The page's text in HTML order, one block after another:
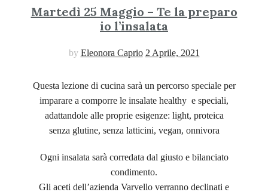
Martedì 25 Maggio – Te la preparo
io l’insalata
by Eleonora Caprio 2 Aprile, 2021
Questa lezione di cucina sarà un percorso speciale per
imparare a comporre le insalate healthy e speciali,
adattandole alle proprie esigenze: light, proteica
senza glutine, senza latticini, vegan, onnivora
Ogni insalata sarà corredata dal giusto e bilanciato
condimento.
Gli aceti dell’azienda Varvello verranno declinati e